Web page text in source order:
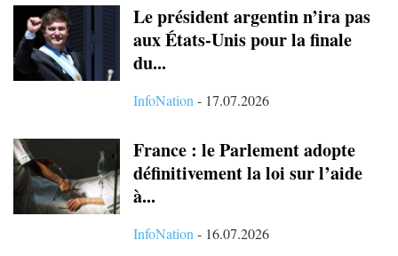
Le président argentin n’ira pas
aux États-Unis pour la finale
du...
InfoNation- 17.07.2026
France : le Parlement adopte
définitivement la loi sur l’aide
à...
InfoNation- 16.07.2026